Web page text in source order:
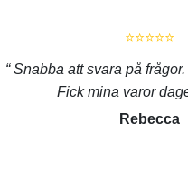
⭐⭐⭐⭐⭐
Snabba att svara på
Fick mina varor
Rebecca